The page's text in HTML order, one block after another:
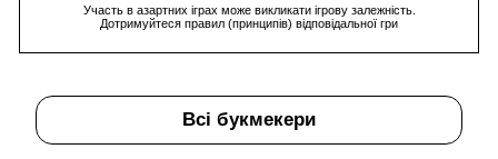
Участь в азартних іграх може викликати ігрову залежність.
Дотримуйтеся правил (принципів) відповідальної гри
Всі букмекери